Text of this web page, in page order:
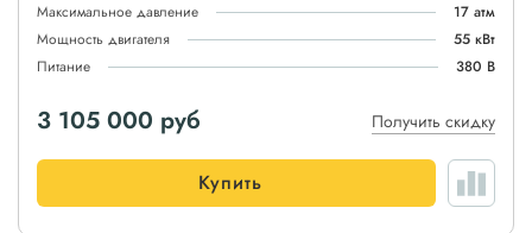
Максимальное давление
17 атм
Мощность двигателя
55 кВт
Питание
380 В
3 105 000 руб Получить скидку
Купить